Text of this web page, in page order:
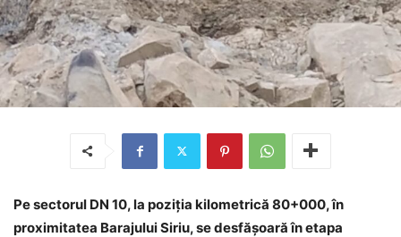
Pe sectorul DN 10, la poziția kilometrică 80+000, în
proximitatea Barajului Siriu, se desfășoară în etapa